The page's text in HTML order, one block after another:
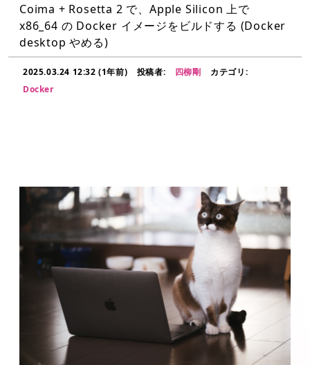
Coima + Rosetta 2 で、Apple Silicon 上で
x86_64 の Docker イメージをビルドする (Docker
desktop やめる)
2025.03.24 12:32 (1年前) 投稿者: 四柳剛
カテゴリ:
Docker